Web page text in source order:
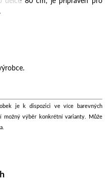
je k dispozici ve více barevných
možný výběr konkrétní varianty. Může